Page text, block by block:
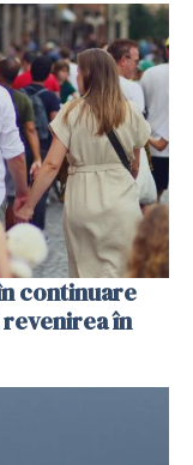
continuare
revenirea în